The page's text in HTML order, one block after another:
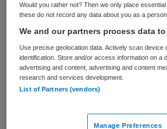
GGZ inGeest,Regio
Amstelland en Zuid-
HBO
Fulltime
Would you rather not? Then we only place
these do not record any data about you as a person
We and our partners process data
Use precise geolocation data. Actively scan device
identification. Store and/or access information on a
advertising and content, advertising and content
research and services development.
List of Partners (vendors)
Manage Preferences